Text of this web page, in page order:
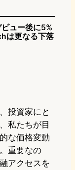
ュー後に5%
は更なる下落
投資家にと
私たちが目
な価格変動
重要なの
アクセスを